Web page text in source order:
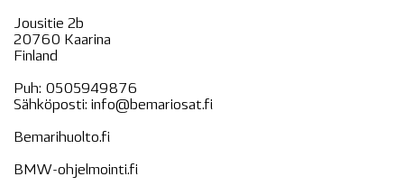
Jousitie 2b
20760 Kaarina
Finland
Puh: 0505949876
Sähköposti: info@bemariosat.fi
Bemarihuolto.fi
BMW-ohjelmointi.fi